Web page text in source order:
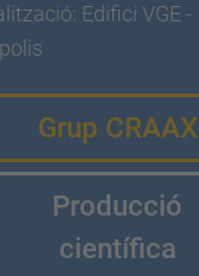
Edifici VGE -
Grup CRAAX
Producció
científica